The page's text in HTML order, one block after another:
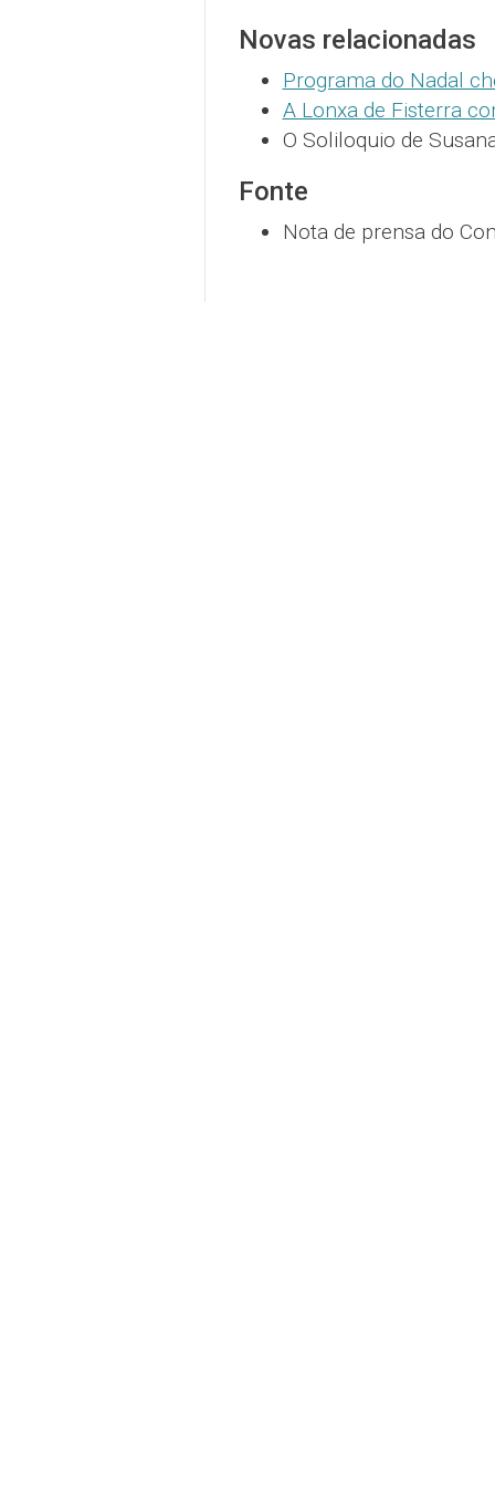
Novas relacionadas
Programa do Nadal
A Lonxa de Fisterra
O Soliloquio de
Fonte
Nota de prensa do